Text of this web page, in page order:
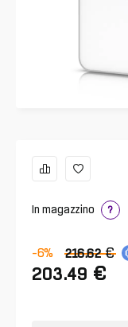
In magazzino ?
-6% 216.62 €
203.49 €